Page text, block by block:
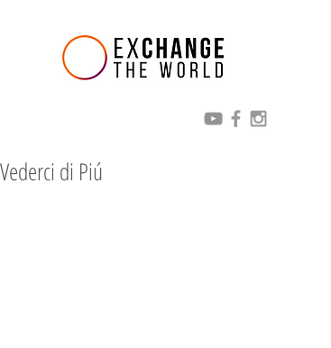
Vederci di Piú